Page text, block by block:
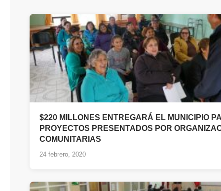
$220 MILLONES ENTREGARÁ EL MUNICIPIO
PROYECTOS PRESENTADOS POR
COMUNITARIAS
24 febrero, 2020